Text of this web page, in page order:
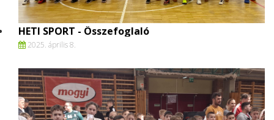
HETI SPORT - Összefoglaló
2025. április 8.